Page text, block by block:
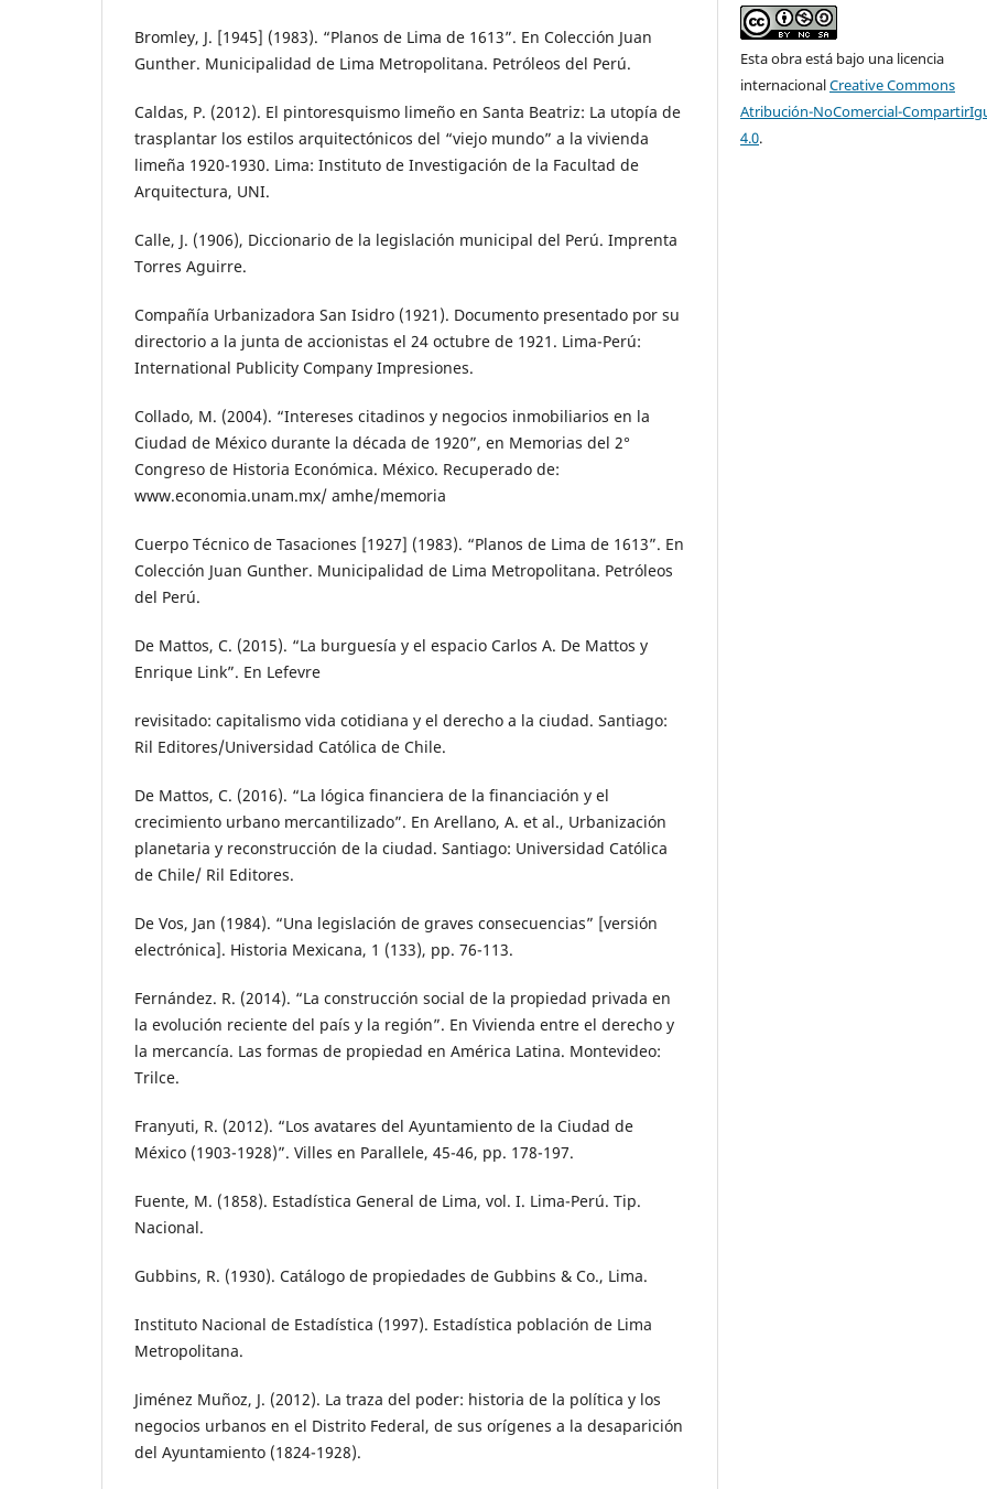
Bromley, J. [1945] (1983). “Planos de Lima de 1613”. En Colección Juan
Gunther. Municipalidad de Lima Metropolitana. Petróleos del Perú.
Caldas, P. (2012). El pintoresquismo limeño en Santa Beatriz: La utopía de
trasplantar los estilos arquitectónicos del “viejo mundo” a la vivienda
limeña 1920-1930. Lima: Instituto de Investigación de la Facultad de
Arquitectura, UNI.
Calle, J. (1906), Diccionario de la legislación municipal del Perú. Imprenta
Torres Aguirre.
Compañía Urbanizadora San Isidro (1921). Documento presentado por su
directorio a la junta de accionistas el 24 octubre de 1921. Lima-Perú:
International Publicity Company Impresiones.
Collado, M. (2004). “Intereses citadinos y negocios inmobiliarios en la
Ciudad de México durante la década de 1920”, en Memorias del 2°
Congreso de Historia Económica. México. Recuperado de:
www.economia.unam.mx/ amhe/memoria
Cuerpo Técnico de Tasaciones [1927] (1983). “Planos de Lima de 1613”. En
Colección Juan Gunther. Municipalidad de Lima Metropolitana. Petróleos
del Perú.
De Mattos, C. (2015). “La burguesía y el espacio Carlos A. De Mattos y
Enrique Link”. En Lefevre
revisitado: capitalismo vida cotidiana y el derecho a la ciudad. Santiago:
Ril Editores/Universidad Católica de Chile.
De Mattos, C. (2016). “La lógica financiera de la financiación y el
crecimiento urbano mercantilizado”. En Arellano, A. et al., Urbanización
planetaria y reconstrucción de la ciudad. Santiago: Universidad Católica
de Chile/ Ril Editores.
De Vos, Jan (1984). “Una legislación de graves consecuencias” [versión
electrónica]. Historia Mexicana, 1 (133), pp. 76-113.
Fernández. R. (2014). “La construcción social de la propiedad privada en
la evolución reciente del país y la región”. En Vivienda entre el derecho y
la mercancía. Las formas de propiedad en América Latina. Montevideo:
Trilce.
Franyuti, R. (2012). “Los avatares del Ayuntamiento de la Ciudad de
México (1903-1928)”. Villes en Parallele, 45-46, pp. 178-197.
Fuente, M. (1858). Estadística General de Lima, vol. I. Lima-Perú. Tip.
Nacional.
Gubbins, R. (1930). Catálogo de propiedades de Gubbins & Co., Lima.
Instituto Nacional de Estadística (1997). Estadística población de Lima
Metropolitana.
Jiménez Muñoz, J. (2012). La traza del poder: historia de la política y los
negocios urbanos en el Distrito Federal, de sus orígenes a la desaparición
del Ayuntamiento (1824-1928).
Esta obra está bajo una licencia
internacionalCreative Commons
Atribución-NoComercial-
4.0.